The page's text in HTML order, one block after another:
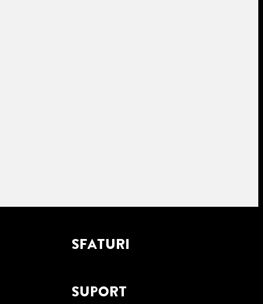
SFATURI
SUPORT